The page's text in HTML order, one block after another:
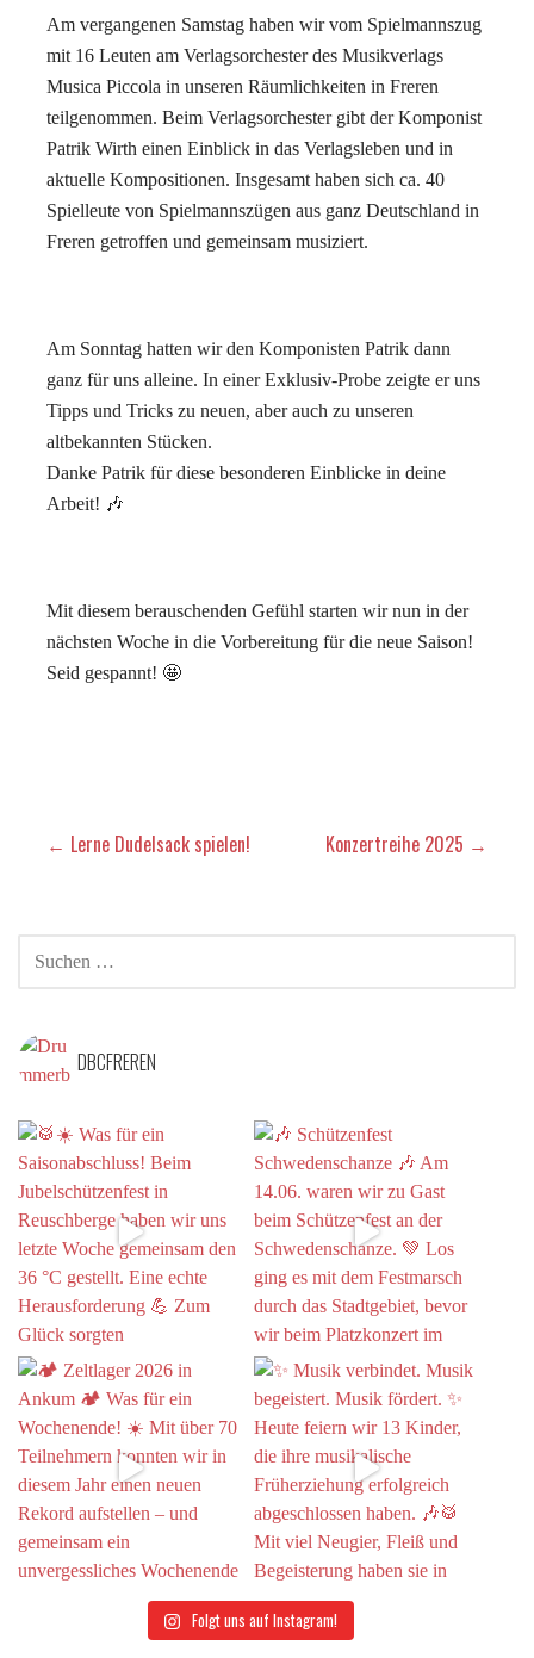
Am vergangenen Samstag haben wir vom Spielmannszug
mit 16 Leuten am Verlagsorchester des Musikverlags
Musica Piccola in unseren Räumlichkeiten in Freren
teilgenommen. Beim Verlagsorchester gibt der Komponist
Patrik Wirth einen Einblick in das Verlagsleben und in
aktuelle Kompositionen. Insgesamt haben sich ca. 40
Spielleute von Spielmannszügen aus ganz Deutschland in
Freren getroffen und gemeinsam musiziert.
Am Sonntag hatten wir den Komponisten Patrik dann
ganz für uns alleine. In einer Exklusiv-Probe zeigte er uns
Tipps und Tricks zu neuen, aber auch zu unseren
altbekannten Stücken.
Danke Patrik für diese besonderen Einblicke in deine
Arbeit! 🎶
Mit diesem berauschenden Gefühl starten wir nun in der
nächsten Woche in die Vorbereitung für die neue Saison!
Seid gespannt! 🤩
Beitragsnavigation
← Lerne Dudelsack spielen! Konzertreihe 2025 →
SUCHEN
NACH:
DBCFREREN
Folgt uns auf Instagram!